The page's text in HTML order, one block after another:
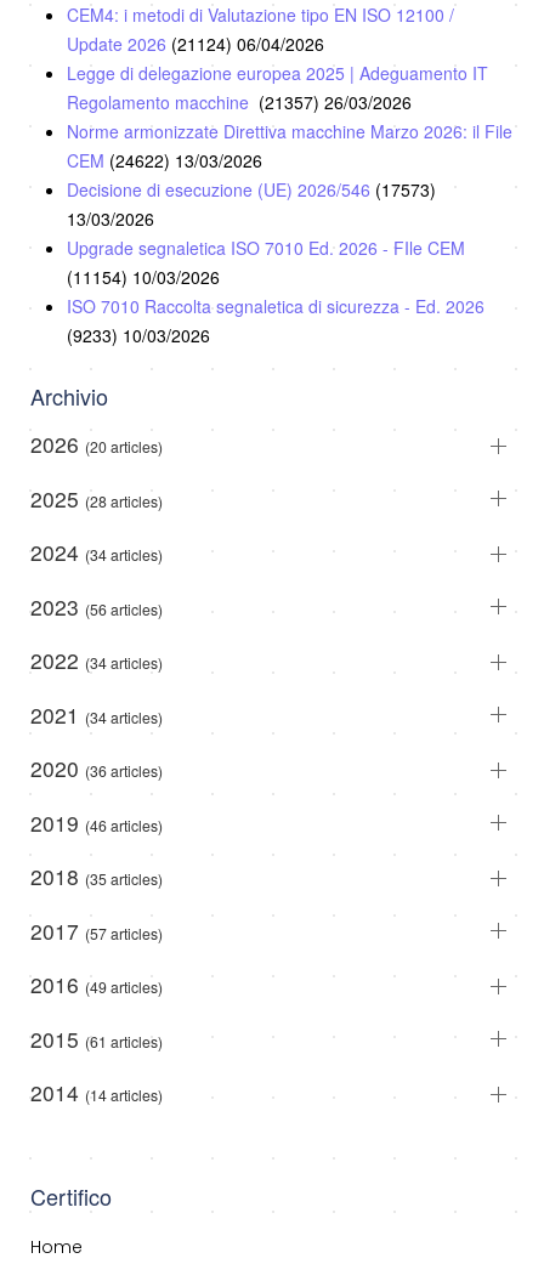
CEM4: i metodi di Valutazione tipo EN ISO 12100 /
Update 2026 (21124) 06/04/2026
Legge di delegazione europea 2025 | Adeguamento IT
Regolamento macchine (21357) 26/03/2026
Norme armonizzate Direttiva macchine Marzo 2026: il File
CEM (24622) 13/03/2026
Decisione di esecuzione (UE) 2026/546 (17573)
13/03/2026
Upgrade segnaletica ISO 7010 Ed. 2026 - FIle CEM
(11154) 10/03/2026
ISO 7010 Raccolta segnaletica di sicurezza - Ed. 2026
(9233) 10/03/2026
Archivio
2026 (20 articles)
2025 (28 articles)
2024 (34 articles)
2023 (56 articles)
2022 (34 articles)
2021 (34 articles)
2020 (36 articles)
2019 (46 articles)
2018 (35 articles)
2017 (57 articles)
2016 (49 articles)
2015 (61 articles)
2014 (14 articles)
Certifico
Home